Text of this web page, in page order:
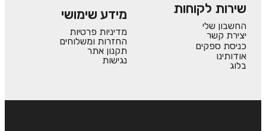
שירות לקוחות
החשבון שלי
יצירת קשר
כניסת ספקים
אודותינו
בלוג
מידע שימושי
מדיניות פרטיות
החזרות ומשלוחים
תקנון אתר
נגישות